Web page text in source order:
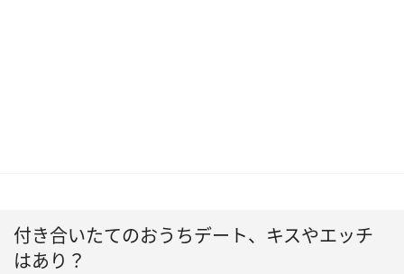
付き合いたてのおうちデート、キスやエッチ
はあり？